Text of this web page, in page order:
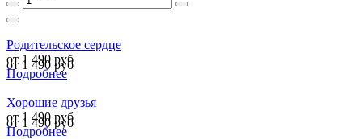
Родительское сердце
от 1 490 руб
от 1 490 руб
Подробнее
Хорошие друзья
от 1 490 руб
от 1 490 руб
Подробнее